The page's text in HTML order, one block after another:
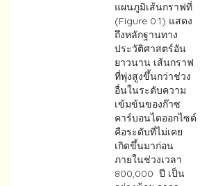
แผนภูมิเส้นกราฟที่
(Figure 0.1) แสดง
ถึงหลักฐานทาง
ประวัติศาสตร์อัน
ยาวนาน เส้นกราฟ
ที่พุ่งสูงขึ้นกว่าช่วง
อื่นในระดับความ
เข้มข้นของก๊าซ
คาร์บอนไดออกไซด์
คือระดับที่ไม่เคย
เกิดขึ้นมาก่อน
ภายในช่วงเวลา
800,000 ปี เป็น